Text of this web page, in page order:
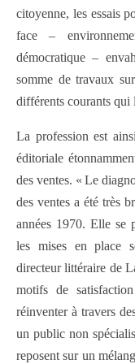
citoyenne, les essais
face –
démocratique –
somme de travaux
différents courants qui
La profession est
éditoriale
des ventes. « Le
des ventes a été très
années 1970. Elle se
les mises en place
directeur littéraire de
motifs de
réinventer à travers
un public non
reposent sur un